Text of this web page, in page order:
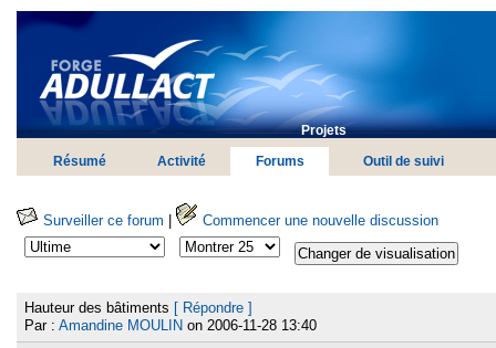
Projets
Résumé Activité Forums Outil de suivi
Surveiller ce forum | Commencer une nouvelle discussion
Hauteur des bâtiments [ Répondre ]
Par : Amandine MOULINon 2006-11-28 13:40